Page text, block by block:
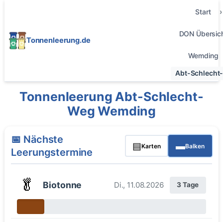
Tonnenleerung.de
Start
DON
Wemding
Abt-
Tonnenleerung Abt-Schlecht-
Weg Wemding
📅 Nächste
Leerungstermine
▤Karten ▬Balken
🥬 Biotonne Di., 11.08.2026 3 Tage